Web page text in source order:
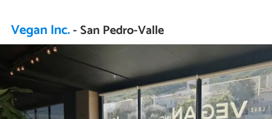
Vegan Inc.- San Pedro-Valle